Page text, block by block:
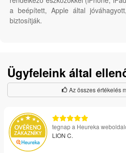
a beépített, Apple által jóváhagyott,
biztosítják.
Ügyfeleink által
Az összes értékelés
tegnap a Heureka
LION C.